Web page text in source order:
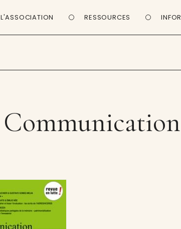
L'ASSOCIATION RESSOURCES
Communication